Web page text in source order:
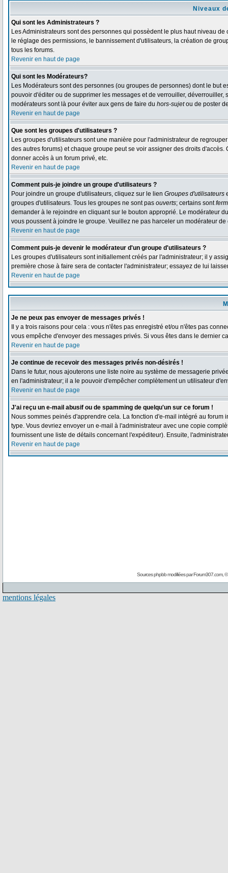
Niveaux
Qui sont les Administrateurs ?
Les Administrateurs sont des personnes qui possèdent le plus haut niveau
le réglage des permissions, le bannissement d'utilisateurs, la création de
tous les forums.
Revenir en haut de page
Qui sont les Modérateurs?
Les Modérateurs sont des personnes (ou groupes de personnes) dont le but
pouvoir d'éditer ou de supprimer les messages et de verrouiller,
modérateurs sont là pour éviter aux gens de faire du hors-sujetou de poster
Revenir en haut de page
Que sont les groupes d'utilisateurs ?
Les groupes d'utilisateurs sont une manière pour l'administrateur de
des autres forums) et chaque groupe peut se voir assigner des droits
donner accès à un forum privé, etc.
Revenir en haut de page
Comment puis-je joindre un groupe d'utilisateurs ?
Pour joindre un groupe d'utilisateurs, cliquez sur le lien Groupes d'utilisateurs
groupes d'utilisateurs. Tous les groupes ne sont pas ouverts; certains sont
demander à le rejoindre en cliquant sur le bouton approprié. Le modérateur
vous poussent à joindre le groupe. Veuillez ne pas harceler un modérateur
Revenir en haut de page
Comment puis-je devenir le modérateur d'un groupe d'utilisateurs ?
Les groupes d'utilisateurs sont initiallement créés par l'administrateur; il y
première chose à faire sera de contacter l'administrateur; essayez de lui
Revenir en haut de page
Je ne peux pas envoyer de messages privés !
Il y a trois raisons pour cela : vous n'êtes pas enregistré et/ou n'êtes pas
vous empêche d'envoyer des messages privés. Si vous êtes dans le dernier
Revenir en haut de page
Je continue de recevoir des messages privés non-désirés !
Dans le futur, nous ajouterons une liste noire au système de messagerie
en l'administrateur; il a le pouvoir d'empêcher complètement un utilisateur
Revenir en haut de page
J'ai reçu un e-mail abusif ou de spamming de quelqu'un sur ce forum !
Nous sommes peinés d'apprendre cela. La fonction d'e-mail intégré au
type. Vous devriez envoyer un e-mail à l'administrateur avec une copie
fournissent une liste de détails concernant l'expéditeur). Ensuite,
Revenir en haut de page
Sources phpbb modifiées parForum307.com, ©
mentions légales